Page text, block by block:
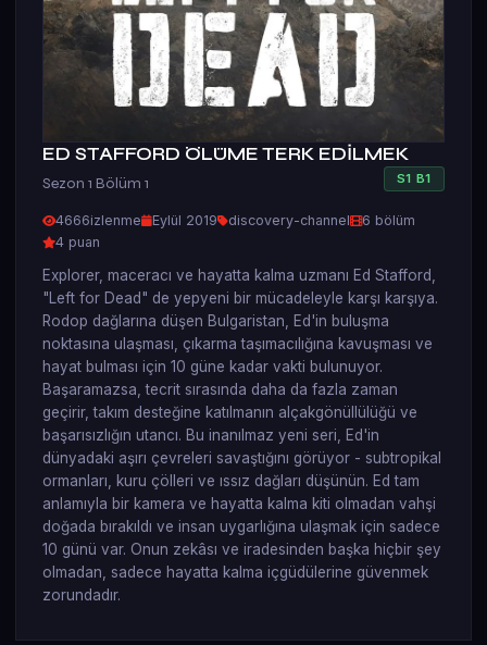
ED STAFFORD ÖLÜME TERK EDİLMEK
Sezon 1 Bölüm 1 S1 B1
4666izlenme Eylül 2019 discovery-channel
6 bölüm
4 puan
Explorer, maceracı ve hayatta kalma uzmanı Ed Stafford,
"Left for Dead" de yepyeni bir mücadeleyle karşı karşıya.
Rodop dağlarına düşen Bulgaristan, Ed'in buluşma
noktasına ulaşması, çıkarma taşımacılığına kavuşması ve
hayat bulması için 10 güne kadar vakti bulunuyor.
Başaramazsa, tecrit sırasında daha da fazla zaman
geçirir, takım desteğine katılmanın alçakgönüllülüğü ve
başarısızlığın utancı. Bu inanılmaz yeni seri, Ed'in
dünyadaki aşırı çevreleri savaştığını görüyor - subtropikal
ormanları, kuru çölleri ve ıssız dağları düşünün. Ed tam
anlamıyla bir kamera ve hayatta kalma kiti olmadan vahşi
doğada bırakıldı ve insan uygarlığına ulaşmak için sadece
10 günü var. Onun zekâsı ve iradesinden başka hiçbir şey
olmadan, sadece hayatta kalma içgüdülerine güvenmek
zorundadır.